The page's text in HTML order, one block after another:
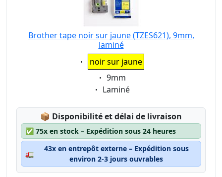
Brother tape noir sur jaune (TZES621), 9mm,
laminé
Eigenschaft:
noir sur jaune
Eigenschaft:
9mm
Eigenschaft:
Laminé
📦 Lagerstatus:
Disponibilité et délai de livraison
✅ 75x en stock – Expédition sous 24 heures
🚛
43x en entrepôt externe – Expédition sous
environ 2-3 jours ouvrables